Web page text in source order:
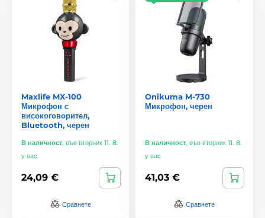
Maxlife MX-100
Микрофон с
високоговорител,
Bluetooth, черен
В наличност, във вторник 11. 8.
у вас
24,09 €
Сравнете
Onikuma M-730
Микрофон, черен
В наличност, във вторник 11. 8.
у вас
41,03 €
Сравнете